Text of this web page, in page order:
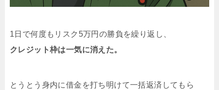
1日で何度もリスク5万円の勝負を繰り返し、
クレジット枠は一気に消えた。
とうとう身内に借金を打ち明けて一括返済してもら